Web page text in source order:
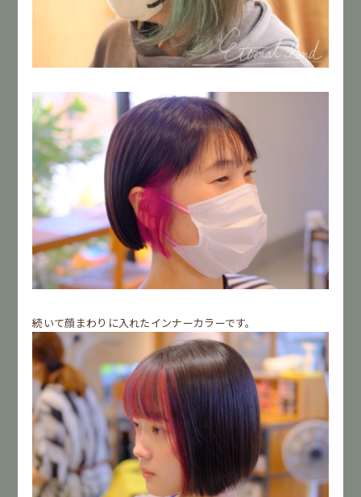
続いて顔まわりに入れたインナーカラーです。